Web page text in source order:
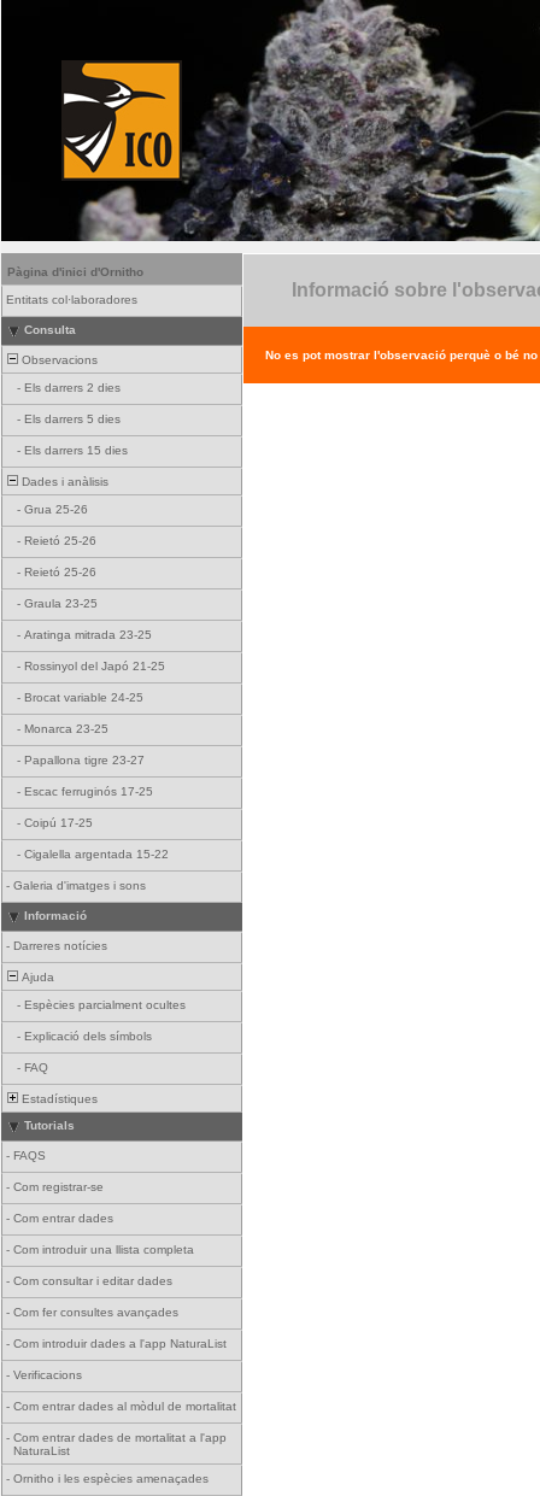
Pàgina d'inici d'Ornitho
Entitats col·laboradores
Consulta
Observacions
- Els darrers 2 dies
- Els darrers 5 dies
- Els darrers 15 dies
Dades i anàlisis
- Grua 25-26
- Reietó 25-26
- Reietó 25-26
- Graula 23-25
- Aratinga mitrada 23-25
- Rossinyol del Japó 21-25
- Brocat variable 24-25
- Monarca 23-25
- Papallona tigre 23-27
- Escac ferruginós 17-25
- Coipú 17-25
- Cigalella argentada 15-22
- Galeria d'imatges i sons
Informació
- Darreres notícies
Ajuda
- Espècies parcialment ocultes
- Explicació dels símbols
- FAQ
Estadístiques
Tutorials
- FAQS
- Com registrar-se
- Com entrar dades
- Com introduir una llista completa
- Com consultar i editar dades
- Com fer consultes avançades
- Com introduir dades a l'app NaturaList
- Verificacions
- Com entrar dades al mòdul de mortalitat
- Com entrar dades de mortalitat a l'app
NaturaList
- Ornitho i les espècies amenaçades
Informació sobre
No es pot mostrar l'observació perquè o bé